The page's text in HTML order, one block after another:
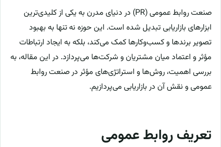
صنعت روابط عمومی (PR) در دنیای مدرن به یکی از کلیدی‌ترین
ابزارهای بازاریابی تبدیل شده است. این حوزه نه تنها به بهبود
تصویر برندها و کسب‌وکارها کمک می‌کند، بلکه به ایجاد ارتباطات
مؤثر و اعتماد میان مشتریان و شرکت‌ها می‌پردازد. در این مقاله، به
بررسی اهمیت، روش‌ها و استراتژی‌های مؤثر در صنعت روابط
عمومی و نقش آن در بازاریابی می‌پردازیم.
تعریف روابط عمومی